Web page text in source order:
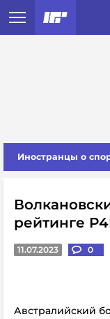
Иностранцы о
рейтинге
11.07.2023 0
Австралийский